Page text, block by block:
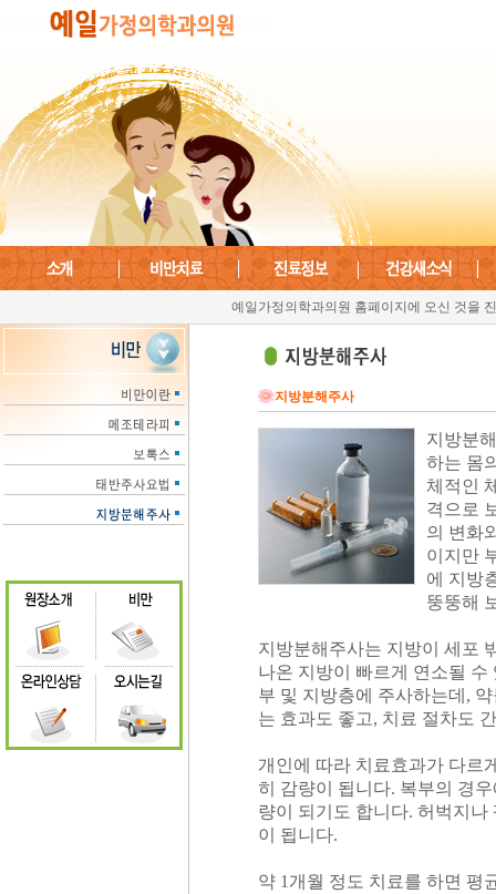
예일가정의학과의원 홈페이지에 오신 것을
지방분해주사
지방분
하는 몸
체적인
격으로
의 변화
이지만
에 지방
뚱뚱해
지방분해주사는 지방이 세포
나온 지방이 빠르게 연소될
부 및 지방층에 주사하는데,
는 효과도 좋고, 치료 절차도
개인에 따라 치료효과가 다르
히 감량이 됩니다. 복부의 경
량이 되기도 합니다. 허벅지
이 됩니다.
약 1개월 정도 치료를 하면 평